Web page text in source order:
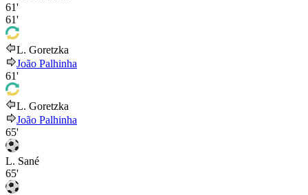
61'
61'
L. Goretzka
João Palhinha
61'
L. Goretzka
João Palhinha
65'
L. Sané
65'